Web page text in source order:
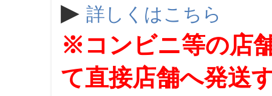
▶ 詳しくはこちら
※コンビニ等の店
て直接店舗へ発送